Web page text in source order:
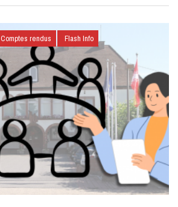
Comptes rendus Flash Info